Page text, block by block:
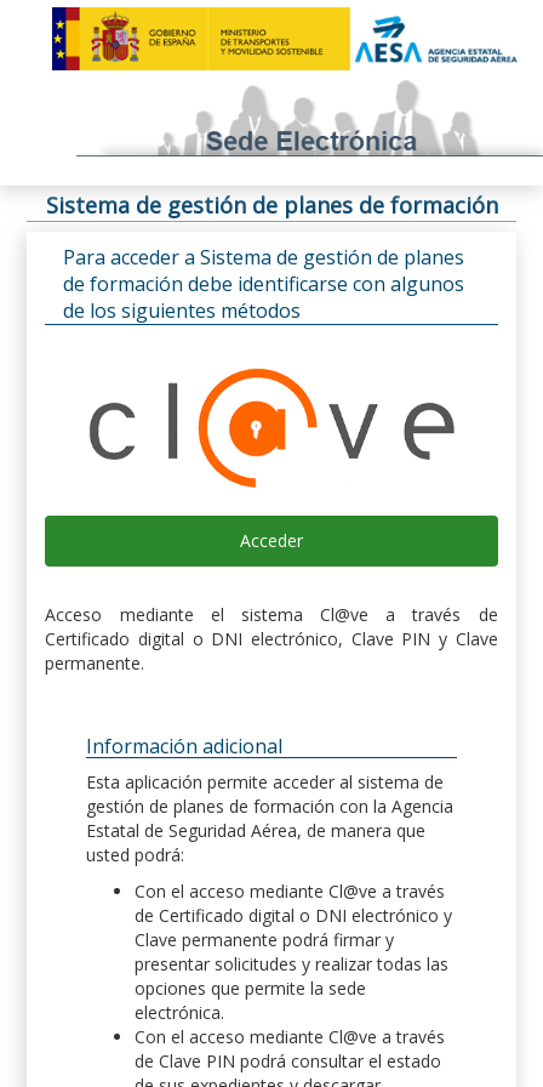
Sistema de gestión de planes de formación
Para acceder a Sistema de gestión de planes
de formación debe identificarse con algunos
de los siguientes métodos
Acceder
Acceso mediante el sistema Cl@ve a través de
Certificado digital o DNI electrónico, Clave PIN y Clave
permanente.
Información adicional
Esta aplicación permite acceder al sistema de
gestión de planes de formación con la Agencia
Estatal de Seguridad Aérea, de manera que
usted podrá:
Con el acceso mediante Cl@ve a través
de Certificado digital o DNI electrónico y
Clave permanente podrá firmar y
presentar solicitudes y realizar todas las
opciones que permite la sede
electrónica.
Con el acceso mediante Cl@ve a través
de Clave PIN podrá consultar el estado